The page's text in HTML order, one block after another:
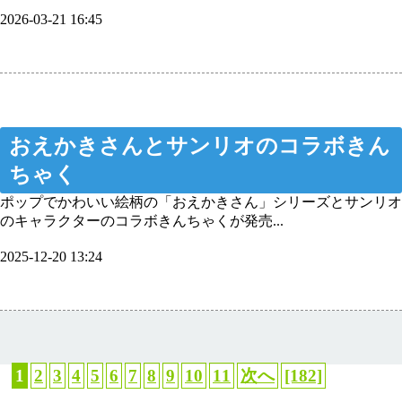
2026-03-21 16:45
おえかきさんとサンリオのコラボきん
ちゃく
ポップでかわいい絵柄の「おえかきさん」シリーズとサンリオ
のキャラクターのコラボきんちゃくが発売...
2025-12-20 13:24
1 2 3 4 5 6 7 8 9 10 11 次へ [182]